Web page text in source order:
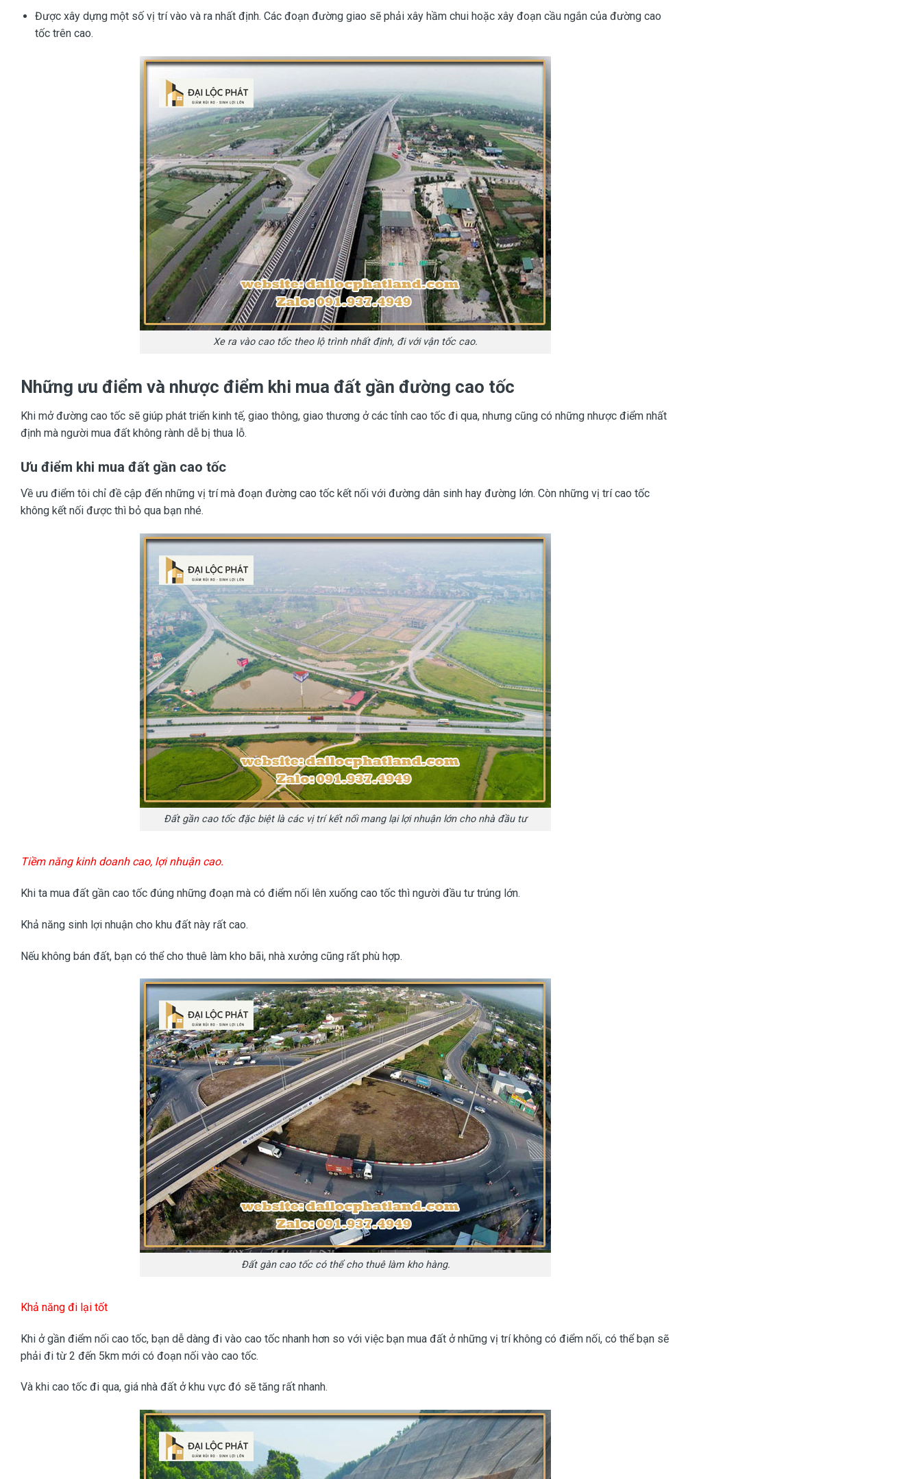
Được xây dựng một số vị trí vào và ra nhất định. Các đoạn đường giao sẽ phải xây hầm chui hoặc xây đoạn cầu ngắn của đường cao
tốc trên cao.
Xe ra vào cao tốc theo lộ trình nhất định, đi với vận tốc cao.
Những ưu điểm và nhược điểm khi mua đất gần đường cao tốc
Khi mở đường cao tốc sẽ giúp phát triển kinh tế, giao thông, giao thương ở các tỉnh cao tốc đi qua, nhưng cũng có những nhược điểm nhất
định mà người mua đất không rành dễ bị thua lỗ.
Ưu điểm khi mua đất gần cao tốc
Về ưu điểm tôi chỉ đề cập đến những vị trí mà đoạn đường cao tốc kết nối với đường dân sinh hay đường lớn. Còn những vị trí cao tốc
không kết nối được thì bỏ qua bạn nhé.
Đất gần cao tốc đặc biệt là các vị trí kết nối mang lại lợi nhuận lớn cho nhà đầu tư
Tiềm năng kinh doanh cao, lợi nhuận cao.
Khi ta mua đất gần cao tốc đúng những đoạn mà có điểm nối lên xuống cao tốc thì người đầu tư trúng lớn.
Khả năng sinh lợi nhuận cho khu đất này rất cao.
Nếu không bán đất, bạn có thể cho thuê làm kho bãi, nhà xưởng cũng rất phù hợp.
Đất gàn cao tốc có thể cho thuê làm kho hàng.
Khả năng đi lại tốt
Khi ở gần điểm nối cao tốc, bạn dễ dàng đi vào cao tốc nhanh hơn so với việc bạn mua đất ở những vị trí không có điểm nối, có thể bạn sẽ
phải đi từ 2 đến 5km mới có đoạn nối vào cao tốc.
Và khi cao tốc đi qua, giá nhà đất ở khu vực đó sẽ tăng rất nhanh.